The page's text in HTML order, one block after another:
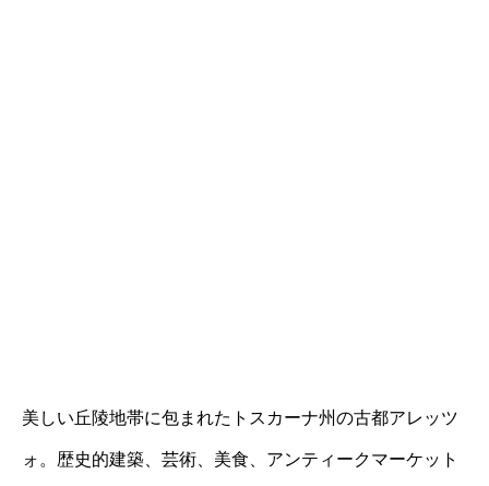
美しい丘陵地帯に包まれたトスカーナ州の古都アレッツ
ォ。歴史的建築、芸術、美食、アンティークマーケット